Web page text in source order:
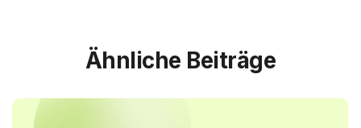
Ähnliche Beiträge